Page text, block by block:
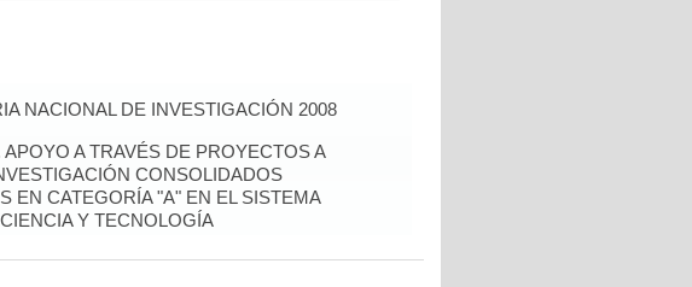
NACIONAL DE INVESTIGACIÓN 2008
A TRAVÉS DE PROYECTOS A
CONSOLIDADOS
EN CATEGORÍA "A" EN EL SISTEMA
Y TECNOLOGÍA